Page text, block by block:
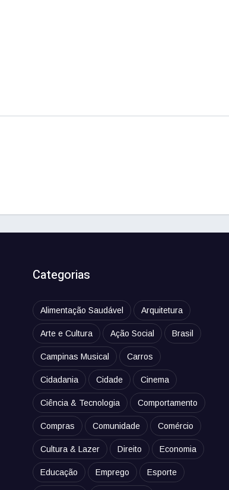
Categorias
Alimentação Saudável Arquitetura
Arte e Cultura Ação Social Brasil
Campinas Musical Carros
Cidadania Cidade Cinema
Ciência & Tecnologia Comportamento
Compras Comunidade Comércio
Cultura & Lazer Direito Economia
Educação Emprego Esporte